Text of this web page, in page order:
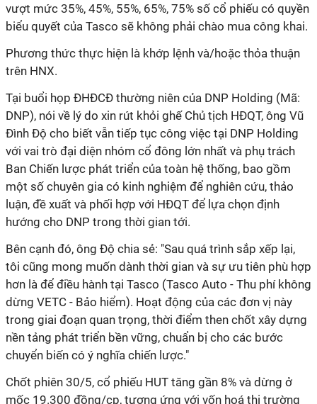
vượt mức 35%, 45%, 55%, 65%, 75% số cổ phiếu có quyền
biểu quyết của Tasco sẽ không phải chào mua công khai.
Phương thức thực hiện là khớp lệnh và/hoặc thỏa thuận
trên HNX.
Tại buổi họp ĐHĐCĐ thường niên của DNP Holding (Mã:
DNP), nói về lý do xin rút khỏi ghế Chủ tịch HĐQT, ông Vũ
Đình Độ cho biết vẫn tiếp tục công việc tại DNP Holding
với vai trò đại diện nhóm cổ đông lớn nhất và phụ trách
Ban Chiến lược phát triển của toàn hệ thống, bao gồm
một số chuyên gia có kinh nghiệm để nghiên cứu, thảo
luận, đề xuất và phối hợp với HĐQT để lựa chọn định
hướng cho DNP trong thời gian tới.
Bên cạnh đó, ông Độ chia sẻ: "Sau quá trình sắp xếp lại,
tôi cũng mong muốn dành thời gian và sự ưu tiên phù hợp
hơn là để điều hành tại Tasco (Tasco Auto - Thu phí không
dừng VETC - Bảo hiểm). Hoạt động của các đơn vị này
trong giai đoạn quan trọng, thời điểm then chốt xây dựng
nền tảng phát triển bền vững, chuẩn bị cho các bước
chuyển biến có ý nghĩa chiến lược."
Chốt phiên 30/5, cổ phiếu HUT tăng gần 8% và dừng ở
mốc 19.300 đồng/cp, tương ứng với vốn hoá thị trường